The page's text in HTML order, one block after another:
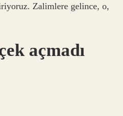
Zalimlere gelince, o,
açmadı